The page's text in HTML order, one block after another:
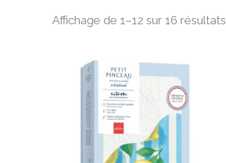
Affichage de 1–12 sur 16 résultats